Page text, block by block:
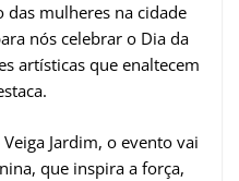
mulheres na cidade
nós celebrar o Dia da
artísticas que enaltecem
Jardim, o evento vai
que inspira a força,